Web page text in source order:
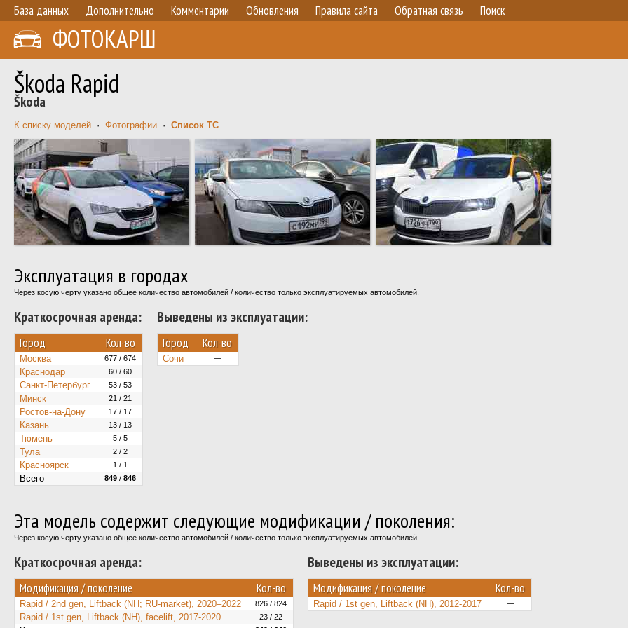
База данных Дополнительно Комментарии Обновления Правила сайта Обратная связь Поиск
ФОТОКАРШ
Škoda Rapid
Škoda
К списку моделей · Фотографии · Список ТС
Эксплуатация в городах
Через косую черту указано общее количество автомобилей / количество только эксплуатируемых автомобилей.
Краткосрочная аренда:
Город Кол-во
Москва 677 / 674
Краснодар 60 / 60
Санкт-Петербург 53 / 53
Минск 21 / 21
Ростов-на-Дону 17 / 17
Казань 13 / 13
Тюмень 5 / 5
Тула 2 / 2
Красноярск 1 / 1
Всего 849 / 846
Выведены из эксплуатации:
Город Кол-во
Сочи —
Эта модель содержит следующие модификации / поколения:
Через косую черту указано общее количество автомобилей / количество только эксплуатируемых автомобилей.
Краткосрочная аренда:
Модификация / поколение Кол-во
Rapid / 2nd gen, Liftback (NH; RU-market), 2020–2022 826 / 824
Rapid / 1st gen, Liftback (NH), facelift, 2017-2020 23 / 22
Выведены из эксплуатации:
Модификация / поколение Кол-во
Rapid / 1st gen, Liftback (NH), 2012-2017 —